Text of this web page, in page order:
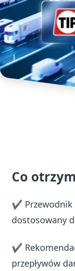
Co
✔ Przewodnik
dostosowany
✔
przepływów